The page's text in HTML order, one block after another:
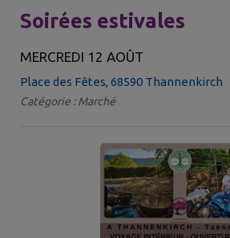
Soirées estivales
MERCREDI 12 AOÛT
Place des Fêtes, 68590 Thannenkirch
Catégorie : Marché